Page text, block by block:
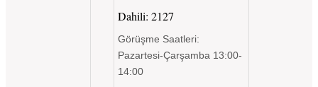
Dahili: 2127
Görüşme Saatleri:
Pazartesi-Çarşamba 13:00-
14:00